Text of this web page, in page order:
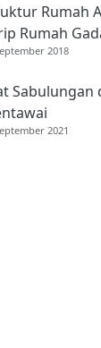
Rumah
Rumah
2018
Sabulungan
2021